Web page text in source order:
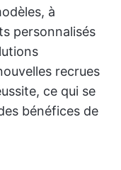
à
personnalisés
recrues
ce qui se
bénéfices de